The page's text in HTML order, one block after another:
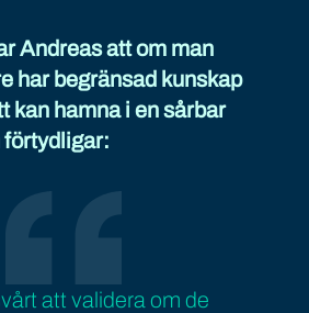
Andreas att om man
har begränsad kunskap
kan hamna i en sårbar
att validera om de